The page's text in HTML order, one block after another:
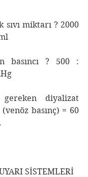
sıvı miktarı ? 2000
basıncı ? 500 :
gereken diyalizat
(venöz basınç) = 60
SİSTEMLERİ